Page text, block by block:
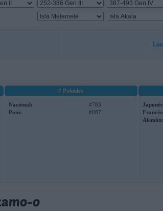
# Pokédex
Nacional:
#783
Poni:
#087
Francés:
Alemán:
o